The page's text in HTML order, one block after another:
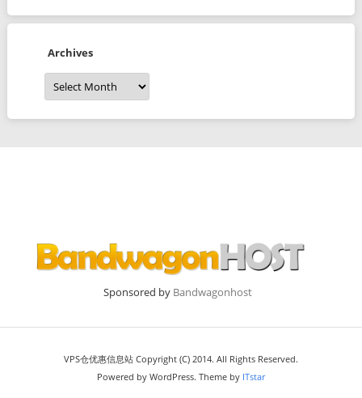
Archives
Archives
Sponsored by Bandwagonhost
VPS仓优惠信息站 Copyright (C) 2014. All Rights Reserved.
Powered by WordPress. Theme by ITstar